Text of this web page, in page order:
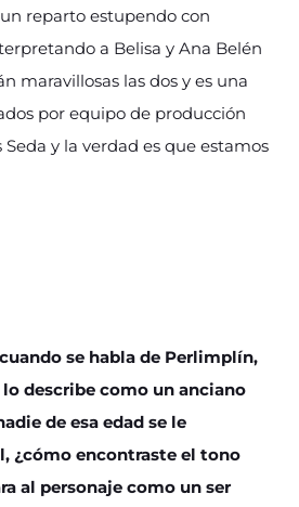
reparto estupendo con
a Belisa y Ana Belén
maravillosas las dos y es una
por equipo de producción
y la verdad es que estamos
se habla de Perlimplín,
describe como un anciano
de esa edad se le
¿cómo encontraste el tono
al personaje como un ser